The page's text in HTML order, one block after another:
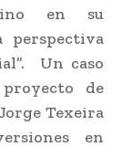
en su
perspectiva
Un caso
de
Texeira
en